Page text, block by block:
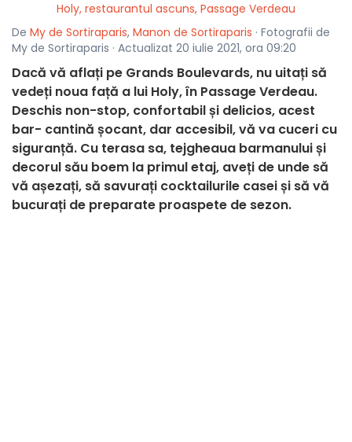
Holy, restaurantul ascuns, Passage Verdeau
De My de Sortiraparis, Manon de Sortiraparis · Fotografii de
My de Sortiraparis · Actualizat 20 iulie 2021, ora 09:20
Dacă vă aflați pe Grands Boulevards, nu uitați să
vedeți noua față a lui Holy, în Passage Verdeau.
Deschis non-stop, confortabil și delicios, acest
bar- cantină șocant, dar accesibil, vă va cuceri cu
siguranță. Cu terasa sa, tejgheaua barmanului și
decorul său boem la primul etaj, aveți de unde să
vă așezați, să savurați cocktailurile casei și să vă
bucurați de preparate proaspete de sezon.